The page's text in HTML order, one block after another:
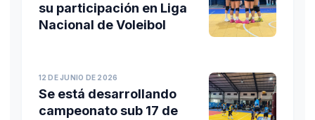
su participación en Liga
Nacional de Voleibol
12 DE JUNIO DE 2026
Se está desarrollando
campeonato sub 17 de